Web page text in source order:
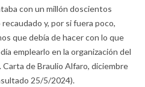
con un millón doscientos
y, por si fuera poco,
que debía de hacer con lo que
emplearlo en la organización del
. Carta de Braulio Alfaro, diciembre
25/5/2024).